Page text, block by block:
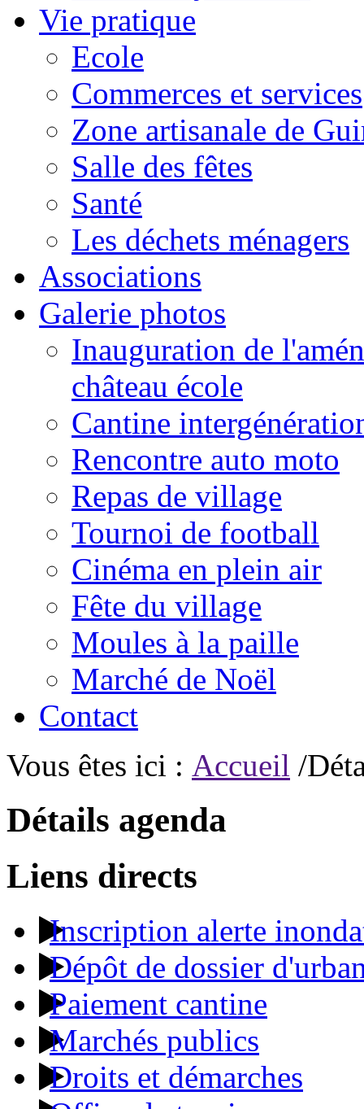
Vie pratique
Ecole
Commerces et services
Zone artisanale de
Salle des fêtes
Santé
Les déchets ménagers
Associations
Galerie photos
Inauguration de
château école
Cantine
Rencontre auto moto
Repas de village
Tournoi de football
Cinéma en plein air
Fête du village
Moules à la paille
Marché de Noël
Contact
Vous êtes ici : Accueil /
Détails agenda
Liens directs
Inscription alerte
Dépôt de dossier
Paiement cantine
Marchés publics
Droits et démarches